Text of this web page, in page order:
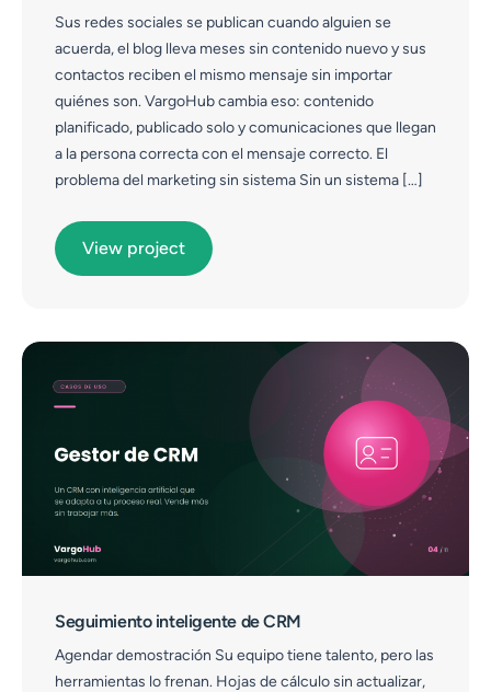
Sus redes sociales se publican cuando alguien se
acuerda, el blog lleva meses sin contenido nuevo y sus
contactos reciben el mismo mensaje sin importar
quiénes son. VargoHub cambia eso: contenido
planificado, publicado solo y comunicaciones que llegan
a la persona correcta con el mensaje correcto. El
problema del marketing sin sistema Sin un sistema […]
View project
Seguimiento inteligente de CRM
Agendar demostración Su equipo tiene talento, pero las
herramientas lo frenan. Hojas de cálculo sin actualizar,